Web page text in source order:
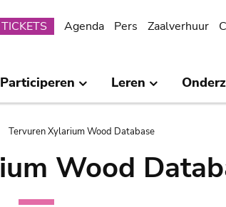
TICKETS Agenda Pers Zaalverhuur
Participeren Leren
Tervuren Xylarium Wood Database
Wood